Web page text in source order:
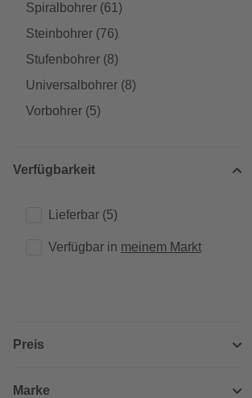
Spiralbohrer (61)
Steinbohrer (76)
Stufenbohrer (8)
Universalbohrer (8)
Vorbohrer (5)
Verfügbarkeit
Lieferbar (5)
Verfügbar in meinem Markt
Preis
Marke